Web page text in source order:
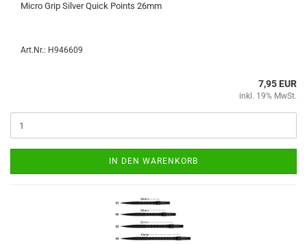
Micro Grip Sil­ver Quick Points 26mm
Art.Nr.: H946609
7,95 EUR
inkl. 19% MwSt.
IN DEN WARENKORB